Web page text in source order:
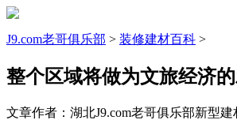
J9.com老哥俱乐部 > 装修建材百科 >
整个区域将做为文旅经济
文章作者：湖北J9.com老哥俱乐部新型建